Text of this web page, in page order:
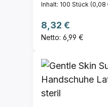
Inhalt: 100 Stück (0,08
Regulärer Preis:
8,32 €
Netto: 6,99 €